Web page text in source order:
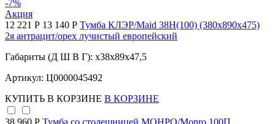
-7%
Акция
12 221 Р 13 140 Р Тумба КЛЭР/Maid 38Н(100) (380х890х475)
2я антрацит/орех лучистый европейский
Габариты (Д Ш В Г): x38x89x47,5
Артикул: Ц0000045492
КУПИТЬ В КОРЗИНЕ В КОРЗИНЕ